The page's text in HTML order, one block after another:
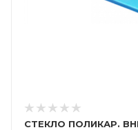
СТЕКЛО ПОЛИКАР.